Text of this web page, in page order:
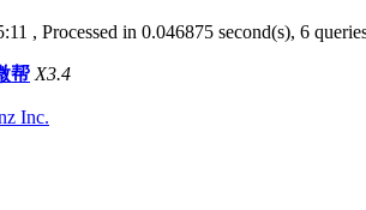
, Processed in 0.046875 second(s), 6
帮 X3.4
Inc.